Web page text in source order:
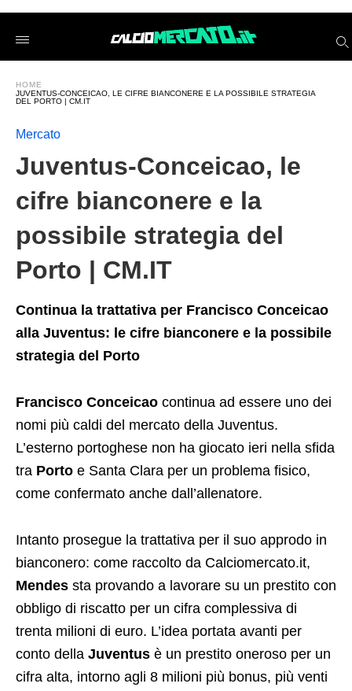
Juventus-
calciomercatoit
conceicao-
cifre-
bianconere-
possibile-
del-
porto-
it/amp/
HOME
JUVENTUS-CONCEICAO, LE CIFRE BIANCONERE E LA POSSIBILE STRATEGIA
DEL PORTO | CM.IT
Mercato
Juventus-Conceicao, le
cifre bianconere e la
possibile strategia del
Porto | CM.IT
Continua la trattativa per Francisco Conceicao
alla Juventus: le cifre bianconere e la possibile
strategia del Porto
Francisco Conceicao continua ad essere uno dei
nomi più caldi del mercato della Juventus.
L’esterno portoghese non ha giocato ieri nella sfida
tra Porto e Santa Clara per un problema fisico,
come confermato anche dall’allenatore.
Intanto prosegue la trattativa per il suo approdo in
bianconero: come raccolto da Calciomercato.it,
Mendes sta provando a lavorare su un prestito con
obbligo di riscatto per un cifra complessiva di
trenta milioni di euro. L’idea portata avanti per
conto della Juventus è un prestito oneroso per un
cifra alta, intorno agli 8 milioni più bonus, più venti